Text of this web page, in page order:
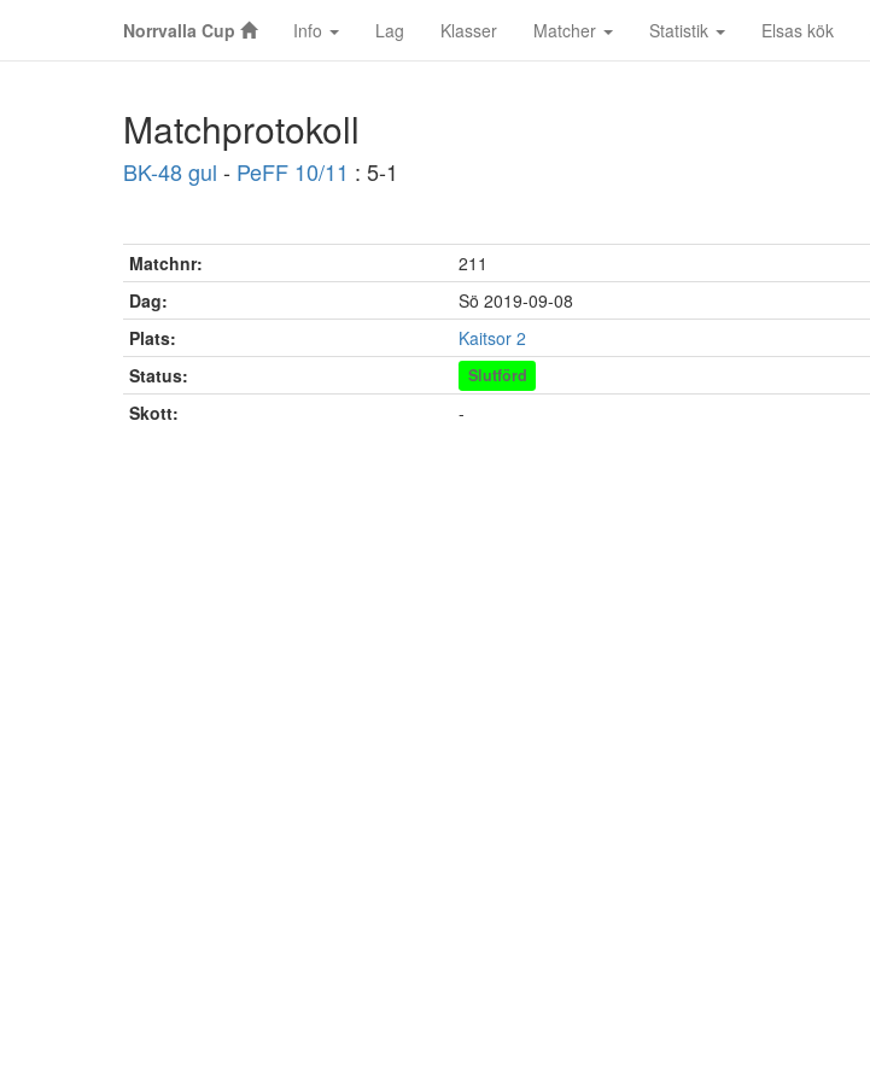
Norrvalla Cup Info Lag Klasser Matcher Statistik Elsas kök
Matchprotokoll
BK-48 gul - PeFF 10/11 : 5-1
Matchnr: 211
Dag:
Sö 2019-09-08
Plats:
Kaitsor 2
Status:
Slutförd
Skott:
-